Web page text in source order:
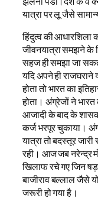
यात्रा पर लू जैसे
हिंदुत्व की आधारशिला
जीवनयात्रा समझने के
सहज ही समझा जा
यदि अपने ही
होता तो भारत का
होता। अंग्रेजों ने
आजादी के बाद के
कर्ज भरपूर चुकाया।
यात्रा तो बदस्तूर जारी
रही। आज जब नरेन्द्र
खिलाफ रचे गए जिन
बाजीराव बल्लाल जैसे
जरूरी हो गया है।